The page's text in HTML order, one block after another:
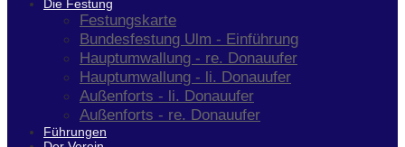
Die Festung
Festungskarte
Bundesfestung Ulm - Einführung
Hauptumwallung - re. Donauufer
Hauptumwallung - li. Donauufer
Außenforts - li. Donauufer
Außenforts - re. Donauufer
Führungen